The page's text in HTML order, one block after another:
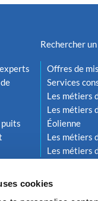
cookies
puits
Rechercher
Offres de
Services
Les métiers
Les métiers
Éolienne
Les métiers
Les métiers